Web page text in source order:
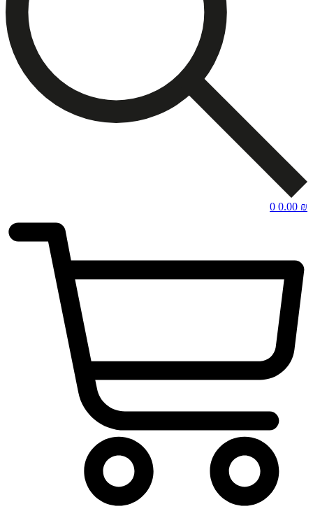
0.00 ₪
0